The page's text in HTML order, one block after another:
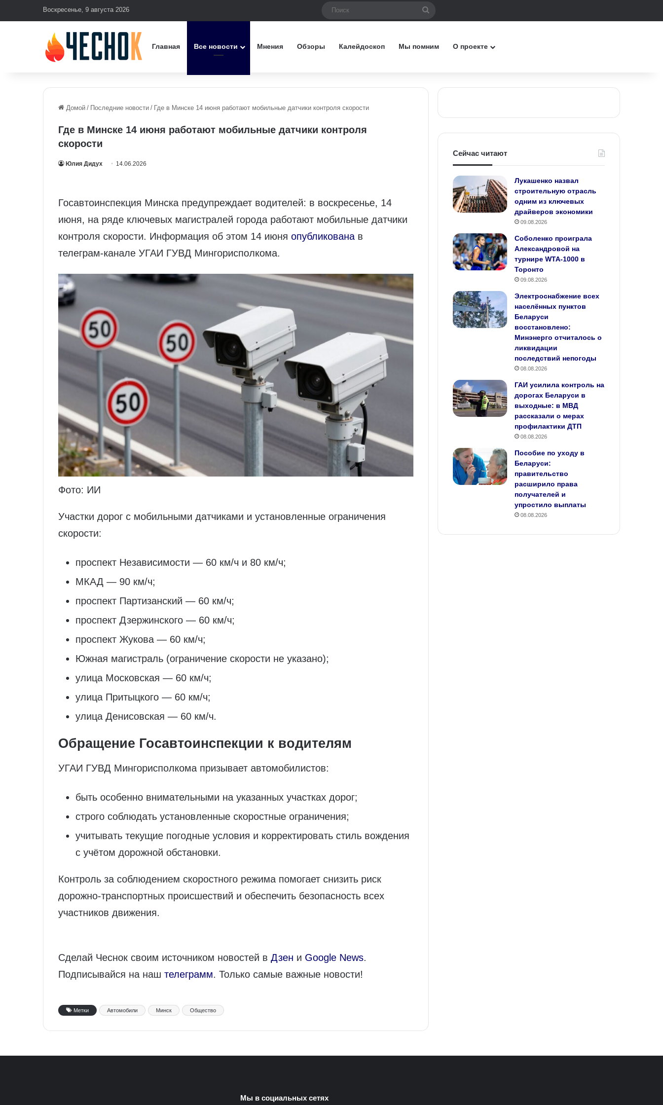
Воскресенье, 9 августа 2026
Главная Все новости Мнения Обзоры Калейдоскоп Мы помним О проекте
Домой / Последние новости / Где в Минске 14 июня работают мобильные датчики контроля скорости
Где в Минске 14 июня работают мобильные датчики контроля
скорости
Юлия Дидух 14.06.2026
Госавтоинспекция Минска предупреждает водителей: в воскресенье, 14
июня, на ряде ключевых магистралей города работают мобильные датчики
контроля скорости. Информация об этом 14 июня опубликована в
телеграм‑канале УГАИ ГУВД Мингорисполкома.
Фото: ИИ
Участки дорог с мобильными датчиками и установленные ограничения
скорости:
проспект Независимости — 60 км/ч и 80 км/ч;
МКАД — 90 км/ч;
проспект Партизанский — 60 км/ч;
проспект Дзержинского — 60 км/ч;
проспект Жукова — 60 км/ч;
Южная магистраль (ограничение скорости не указано);
улица Московская — 60 км/ч;
улица Притыцкого — 60 км/ч;
улица Денисовская — 60 км/ч.
Обращение Госавтоинспекции к водителям
УГАИ ГУВД Мингорисполкома призывает автомобилистов:
быть особенно внимательными на указанных участках дорог;
строго соблюдать установленные скоростные ограничения;
учитывать текущие погодные условия и корректировать стиль вождения
с учётом дорожной обстановки.
Контроль за соблюдением скоростного режима помогает снизить риск
дорожно‑транспортных происшествий и обеспечить безопасность всех
участников движения.
Сделай Чеснок своим источником новостей в Дзен и Google News.
Подписывайся на наш телеграмм. Только самые важные новости!
Метки Автомобили Минск Общество
Сейчас читают
Лукашенко назвал
строительную отрасль
одним из ключевых
драйверов экономики
09.08.2026
Соболенко проиграла
Александровой на
турнире WTA-1000 в
Торонто
09.08.2026
Электроснабжение всех
населённых пунктов
Беларуси
восстановлено:
Минэнерго отчиталось о
ликвидации
последствий непогоды
08.08.2026
ГАИ усилила контроль на
дорогах Беларуси в
выходные: в МВД
рассказали о мерах
профилактики ДТП
08.08.2026
Пособие по уходу в
Беларуси:
правительство
расширило права
получателей и
упростило выплаты
08.08.2026
Мы в социальных сетях